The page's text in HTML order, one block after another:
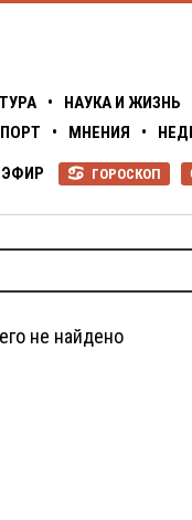
• НАУКА И ЖИЗНЬ
• МНЕНИЯ •
R ГОРОСКОП
ЭФИР
не найдено